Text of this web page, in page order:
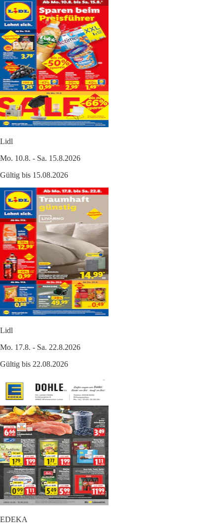
Lidl
Mo. 10.8. - Sa. 15.8.2026
Gültig bis 15.08.2026
Lidl
Mo. 17.8. - Sa. 22.8.2026
Gültig bis 22.08.2026
EDEKA